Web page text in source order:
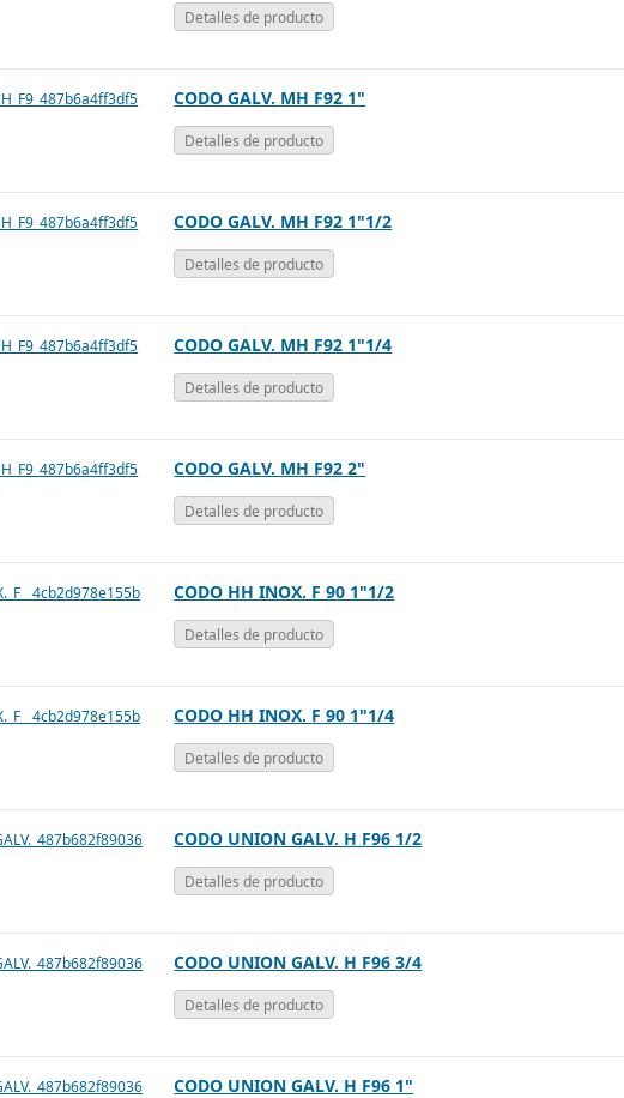
Detalles de producto
CODO GALV. MH F92 1"
Detalles de producto
CODO GALV. MH F92 1"1/2
Detalles de producto
CODO GALV. MH F92 1"1/4
Detalles de producto
CODO GALV. MH F92 2"
Detalles de producto
CODO HH INOX. F 90 1"1/2
Detalles de producto
CODO HH INOX. F 90 1"1/4
Detalles de producto
CODO UNION GALV. H F96 1/2
Detalles de producto
CODO UNION GALV. H F96 3/4
Detalles de producto
CODO UNION GALV. H F96 1"